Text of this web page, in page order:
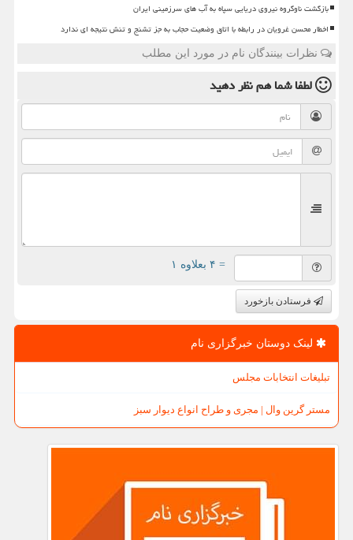
بازگشت ناوگروه نیروی دریایی سپاه به آب های سرزمینی ایران
اخطار محسن غرویان در رابطه با اتاق وضعیت حجاب به جز تشنج و تنش نتیجه ای ندارد
نظرات بینندگان نام در مورد این مطلب
لطفا شما همنظر دهید
= ۴ بعلاوه ۱
فرستادن بازخورد
لینک دوستان خبرگزاری نام
تبلیغات انتخابات مجلس
مستر گرین وال | مجری و طراح انواع دیوار سبز